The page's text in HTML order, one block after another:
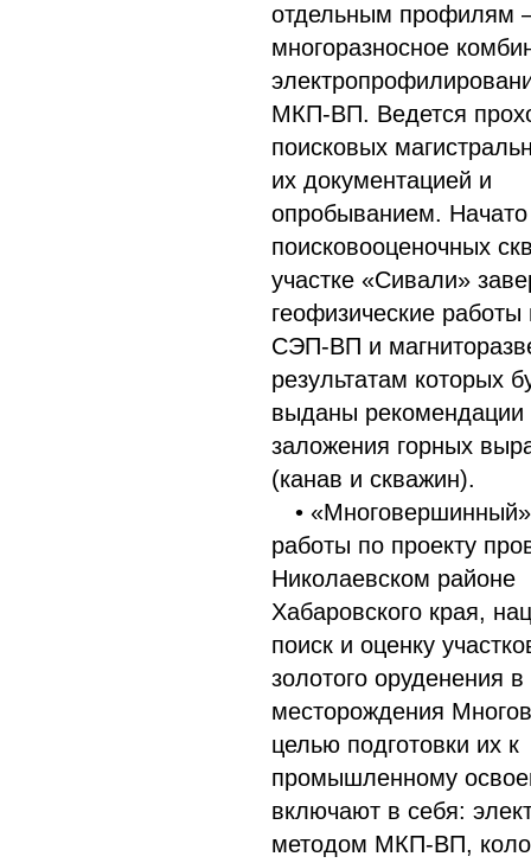
отдельным профилям
многоразносное
МКП-ВП. Ведется
поисковых
их документацией и
опробыванием.
поисковооценочных
участке «Сивали»
геофизические
СЭП-ВП и
результатам которых
выданы рекомендации
заложения горных
(канав и скважин).
•
работы по проекту
Николаевском районе
Хабаровского края,
поиск и оценку
золотого оруденения
месторождения
целью подготовки их к
промышленному
включают в себя:
методом МКП-ВП,